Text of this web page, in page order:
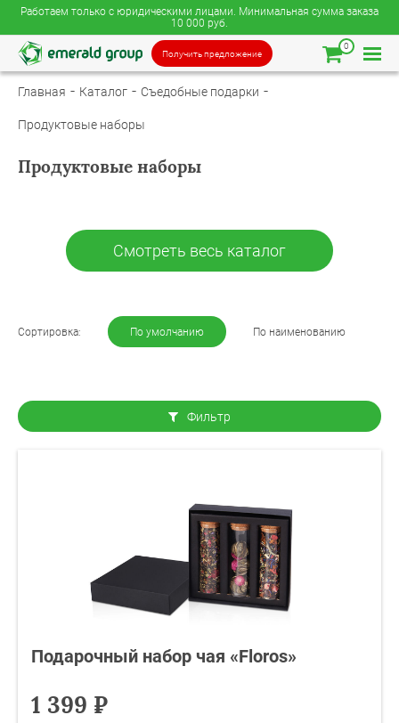
Работаем только с юридическими лицами. Минимальная сумма заказа
10 000 руб.
Получить предложение
0
Главная Каталог Съедобные подарки
Продуктовые наборы
Продуктовые наборы
Смотреть весь каталог
Сортировка: По умолчанию По наименованию
Фильтр
Подарочный набор чая «Floros»
1 399 ₽